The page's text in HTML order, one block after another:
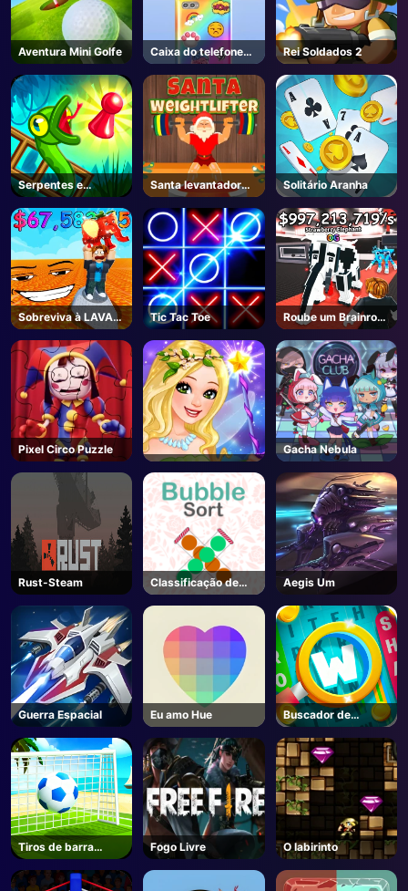
Aventura Mini Golfe
Caixa do telefone
DIY
Rei Soldados 2
Serpentes e
Escadas
Santa levantador
de peso
Solitário Aranha
Sobreviva à LAVA
para Brainrots! -
Roblox
Tic Tac Toe
Roube um Brainrot -
Roblox
Pixel Circo Puzzle Gacha Nebula
Rust-Steam
Classificação de
bolhas
Aegis Um
Guerra Espacial Eu amo Hue
Buscador de
palavras
Tiros de barra
cruzada
Fogo Livre O labirinto